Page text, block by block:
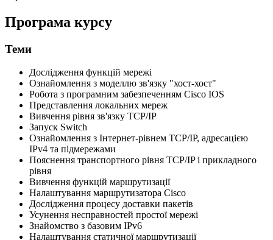
Програма курсу
Теми
Дослідження функцій мережі
Ознайомлення з моделлю зв'язку "хост-хост"
Робота з програмним забезпеченням Cisco IOS
Представлення локальних мереж
Вивчення рівня зв'язку TCP/IP
Запуск Switch
Ознайомлення з Інтернет-рівнем TCP/IP, адресацією
IPv4 та підмережами
Пояснення транспортного рівня TCP/IP і прикладного
рівня
Вивчення функцій маршрутизації
Налаштування маршрутизатора Cisco
Дослідження процесу доставки пакетів
Усунення несправностей простої мережі
Знайомство з базовим IPv6
Налаштування статичної маршрутизації